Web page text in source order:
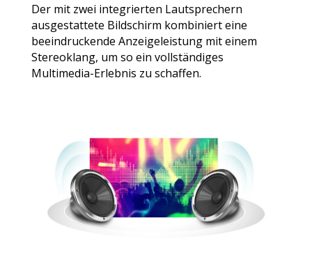
Der mit zwei integrierten Lautsprechern
ausgestattete Bildschirm kombiniert eine
beeindruckende Anzeigeleistung mit einem
Stereoklang, um so ein vollständiges
Multimedia-Erlebnis zu schaffen.